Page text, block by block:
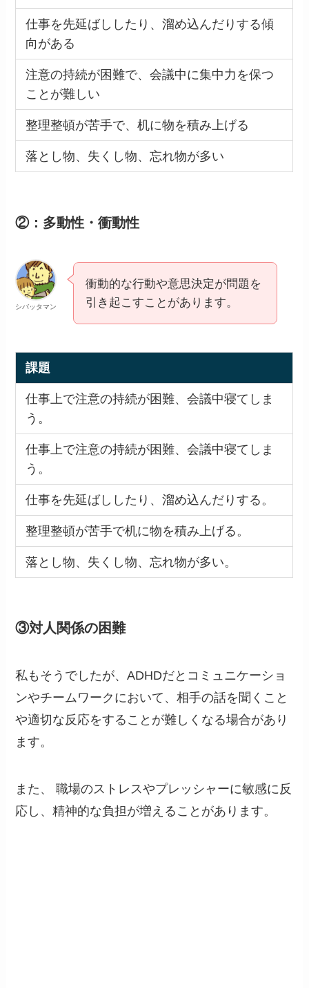
仕事を先延ばししたり、溜め込んだりする傾
向がある
注意の持続が困難で、会議中に集中力を保つ
ことが難しい
整理整頓が苦手で、机に物を積み上げる
落とし物、失くし物、忘れ物が多い
②：多動性・衝動性
シバッタマン
衝動的な行動や意思決定が問題を
引き起こすことがあります。
課題
仕事上で注意の持続が困難、会議中寝てしま
う。
仕事上で注意の持続が困難、会議中寝てしま
う。
仕事を先延ばししたり、溜め込んだりする。
整理整頓が苦手で机に物を積み上げる。
落とし物、失くし物、忘れ物が多い。
③対人関係の困難
私もそうでしたが、ADHDだとコミュニケーショ
ンやチームワークにおいて、相手の話を聞くこと
や適切な反応をすることが難しくなる場合があり
ます。
また、 職場のストレスやプレッシャーに敏感に反
応し、精神的な負担が増えることがあります。